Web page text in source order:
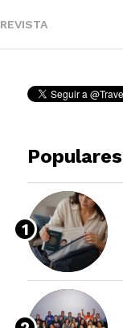
REVISTA
Populares